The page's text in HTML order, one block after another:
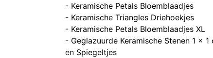
- Keramische Petals Bloemblaadjes
- Keramische Triangles Driehoekjes
- Keramische Petals Bloemblaadjes XL
- Geglazuurde Keramische Stenen 1 x 1
en Spiegeltjes